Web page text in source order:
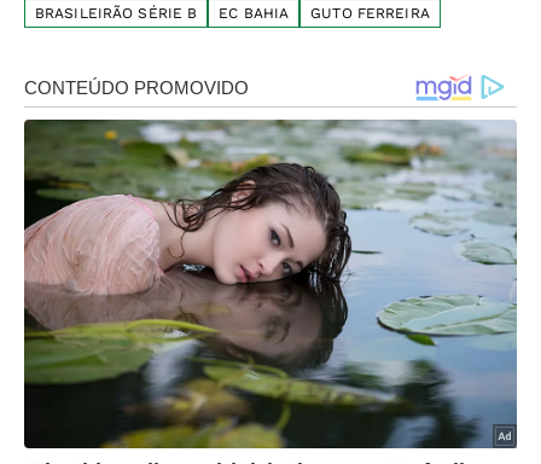
BRASILEIRÃO SÉRIE B EC BAHIA GUTO FERREIRA